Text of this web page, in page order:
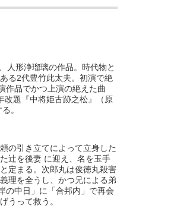
人形浄瑠璃の作品。時代物と
る 2代豊竹此太夫。初演で絶
作品でかつ上演の絶えた曲
改題『中将姫古跡之松』（原
。
の引き立てによって立身した
辻を後妻 に迎え、名を玉手
定まる。次郎丸は俊徳丸殺害
理を全うし、かつ兄による弟
の中日」に「合邦内」で再会
うって救う。